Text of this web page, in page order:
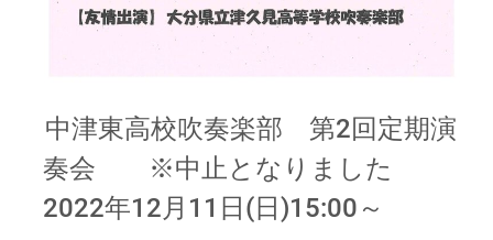
中津東高校吹奏楽部 第2回定期演
奏会 ※中止となりました
2022年12月11日(日)15:00～